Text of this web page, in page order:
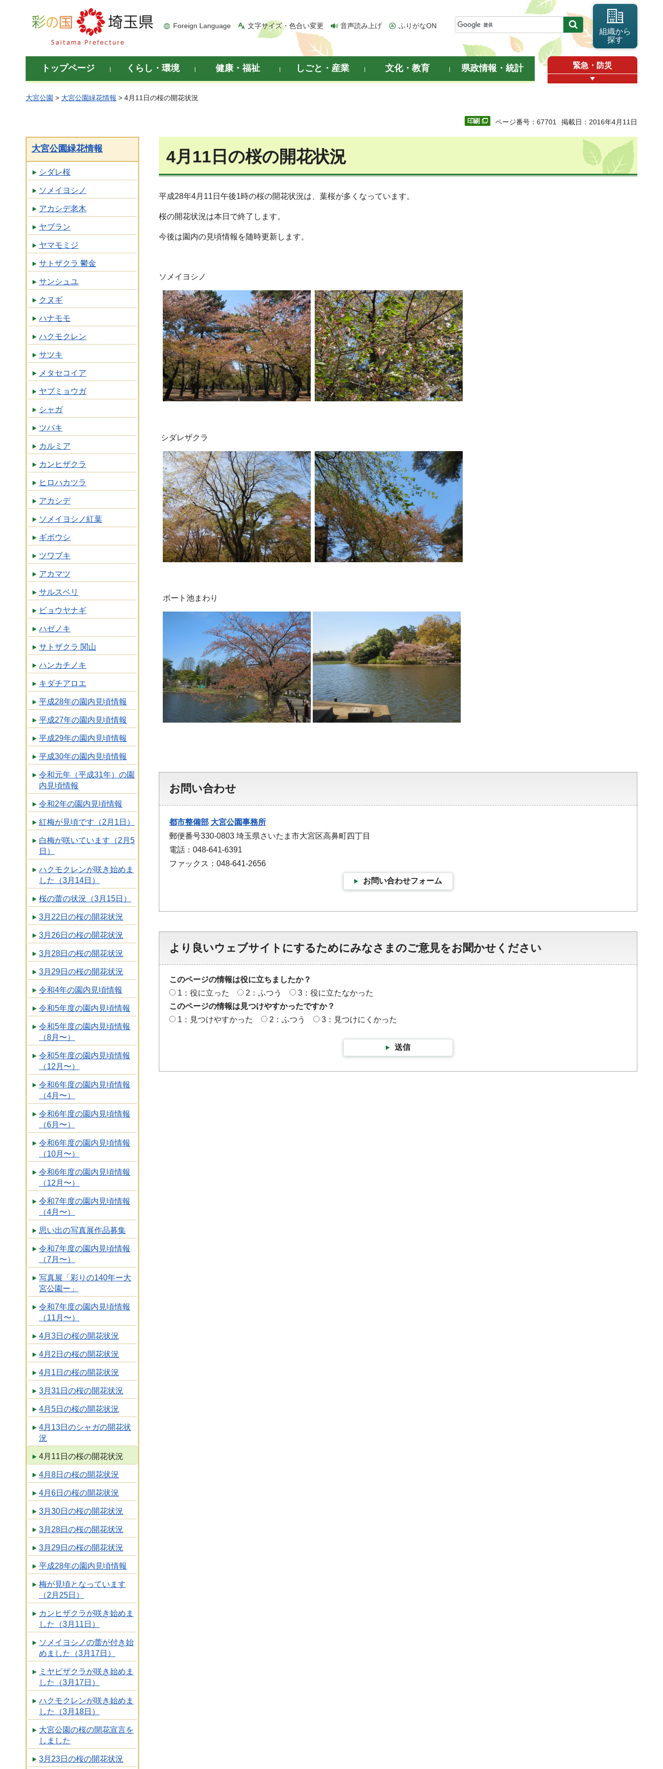
彩の国 埼玉県
Foreign Language 文字サイズ・色合い変更 音声読み上げ ふりがなON
組織から
探す
トップページ くらし・環境 健康・福祉 しごと・産業 文化・教育 県政情報・統計 緊急・防災
大宮公園 > 大宮公園緑花情報 > 4月11日の桜の開花状況
ページ番号：67701 掲載日：2016年4月11日
大宮公園緑花情報
シダレ桜
ソメイヨシノ
アカシデ老木
ヤブラン
ヤマモミジ
サトザクラ 鬱金
サンシュユ
クヌギ
ハナモモ
ハクモクレン
サツキ
メタセコイア
ヤブミョウガ
シャガ
ツバキ
カルミア
カンヒザクラ
ヒロハカツラ
アカシデ
ソメイヨシノ紅葉
ギボウシ
ツワブキ
アカマツ
サルスベリ
ビョウヤナギ
ハゼノキ
サトザクラ 関山
ハンカチノキ
キダチアロエ
平成28年の園内見頃情報
平成27年の園内見頃情報
平成29年の園内見頃情報
平成30年の園内見頃情報
令和元年（平成31年）の園
内見頃情報
令和2年の園内見頃情報
紅梅が見頃です（2月1日）
白梅が咲いています（2月5
日）
ハクモクレンが咲き始めま
した（3月14日）
桜の蕾の状況（3月15日）
3月22日の桜の開花状況
3月26日の桜の開花状況
3月28日の桜の開花状況
3月29日の桜の開花状況
令和4年の園内見頃情報
令和5年度の園内見頃情報
令和5年度の園内見頃情報
（8月〜）
令和5年度の園内見頃情報
（12月〜）
令和6年度の園内見頃情報
（4月〜）
令和6年度の園内見頃情報
（6月〜）
令和6年度の園内見頃情報
（10月〜）
令和6年度の園内見頃情報
（12月〜）
令和7年度の園内見頃情報
（4月〜）
思い出の写真展作品募集
令和7年度の園内見頃情報
（7月〜）
写真展「彩りの140年ー大
宮公園ー」
令和7年度の園内見頃情報
（11月〜）
4月3日の桜の開花状況
4月2日の桜の開花状況
4月1日の桜の開花状況
3月31日の桜の開花状況
4月5日の桜の開花状況
4月13日のシャガの開花状
況
4月11日の桜の開花状況
4月8日の桜の開花状況
4月6日の桜の開花状況
3月30日の桜の開花状況
3月28日の桜の開花状況
3月29日の桜の開花状況
平成28年の園内見頃情報
梅が見頃となっています
（2月25日）
カンヒザクラが咲き始めま
した（3月11日）
ソメイヨシノの蕾が付き始
めました（3月17日）
ミヤビザクラが咲き始めま
した（3月17日）
ハクモクレンが咲き始めま
した（3月18日）
大宮公園の桜の開花宣言を
しました
3月23日の桜の開花状況
4月11日の桜の開花状況
平成28年4月11日午後1時の桜の開花状況は、葉桜が多くなっています。
桜の開花状況は本日で終了します。
今後は園内の見頃情報を随時更新します。
ソメイヨシノ
シダレザクラ
ボート池まわり
お問い合わせ
都市整備部 大宮公園事務所
郵便番号330-0803 埼玉県さいたま市大宮区高鼻町四丁目
電話：048-641-6391
ファックス：048-641-2656
お問い合わせフォーム
より良いウェブサイトにするためにみなさまのご意見をお聞かせください
このページの情報は役に立ちましたか？
1：役に立った
2：ふつう
3：役に立たなかった
このページの情報は見つけやすかったですか？
1：見つけやすかった
2：ふつう 3：見つけにくかった
送信